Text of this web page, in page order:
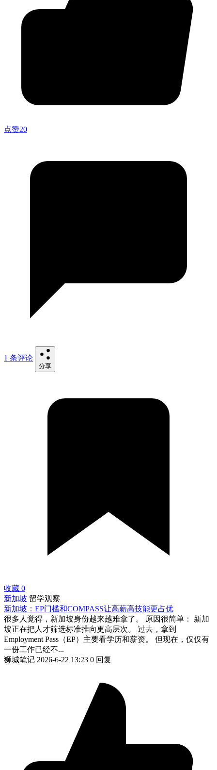
点赞20
1 条评论
分享
收藏 0
新加坡 留学观察
新加坡：EP门槛和COMPASS让高薪高技能更占优
很多人觉得，新加坡身份越来越难拿了。 原因很简单： 新加
坡正在把人才筛选标准推向更高层次。 过去，拿到
Employment Pass（EP）主要看学历和薪资。 但现在，仅仅有
一份工作已经不...
狮城笔记 2026-6-22 13:23 0 回复